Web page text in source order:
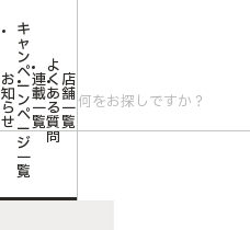
お
知
ら
せ
キ
ャ
ン
ペ
ー
ン
ペ
ー
ジ
一
覧
連
載
一
覧
よ
く
あ
る
質
問
店
舗
一
覧
ゼンレスゾーンゼロ 立ち絵シリーズ缶バッ